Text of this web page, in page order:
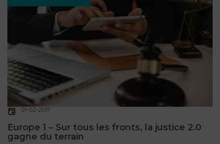
01-02-2017
Europe 1 – Sur tous les fronts, la justice 2.0
gagne du terrain